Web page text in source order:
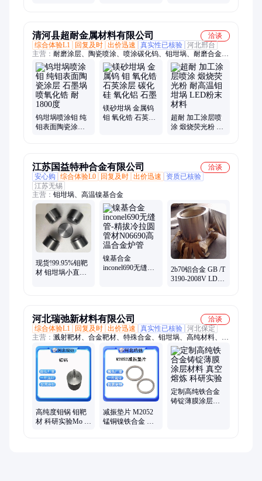
清河县超耐金属材料有限公司
洽谈
综合体验L1
回复及时 出价迅速 真实性已核验 河北邢台
主营： 耐磨涂层、陶瓷喷涂、喷涂碳化钨、钼坩埚、耐磨合金刀
片、防腐纳米涂层
钨坩埚喷涂钼 纯
钼表面陶瓷涂层
镁砂坩埚 金属钨
钼 氧化锆 石英涂
超耐 加工涂层喷
涂 煅烧荧光粉 耐
江苏国益特种合金有限公司
洽谈
安心购
综合体验L0 回复及时 出价迅速
资质已核验
江苏无锡
主营： 钼坩埚、高温镍基合金
现货!99.95%钼靶
材 钼坩埚小直径
镍基合金
inconel690无缝管-
2b70铝合金 GB /T
3190-2008V LD7-
河北瑞弛新材料有限公司
洽谈
综合体验L1
回复及时 出价迅速 真实性已核验 河北保定
主营： 溅射靶材、合金靶材、特殊合金、钼坩埚、高纯材料、试
样加工
高纯度钼锅 钼靶
材 科研实验Mo 磁
减振垫片 M2052
锰铜镍铁合金 阻
定制高纯铁合金
铸锭薄膜涂层材